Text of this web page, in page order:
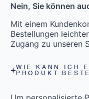
Nein, Sie können
Mit einem
Bestellungen
Zugang zu unseren
WIE KANN ICH
PRODUKT